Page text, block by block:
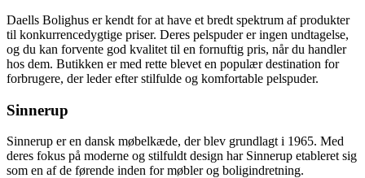
Daells Bolighus er kendt for at have et bredt spektrum af produkter
til konkurrencedygtige priser. Deres pelspuder er ingen undtagelse,
og du kan forvente god kvalitet til en fornuftig pris, når du handler
hos dem. Butikken er med rette blevet en populær destination for
forbrugere, der leder efter stilfulde og komfortable pelspuder.
Sinnerup
Sinnerup er en dansk møbelkæde, der blev grundlagt i 1965. Med
deres fokus på moderne og stilfuldt design har Sinnerup etableret sig
som en af de førende inden for møbler og boligindretning.